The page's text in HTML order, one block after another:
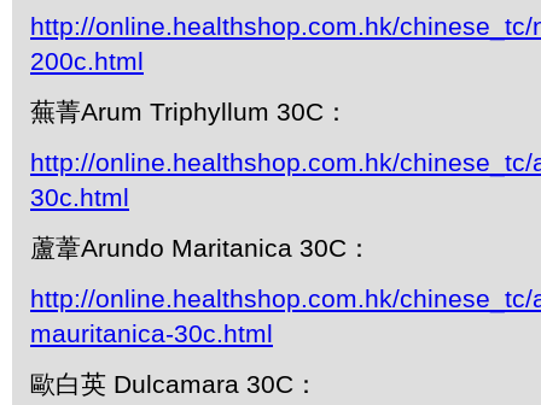
http://online.healthshop.com.hk/chinese_tc/
200c.html
蕪菁Arum Triphyllum 30C：
http://online.healthshop.com.hk/
30c.html
蘆葦Arundo Maritanica 30C：
http://online.healthshop.com.hk/chinese_tc/
mauritanica-30c.html
歐白英 Dulcamara 30C：